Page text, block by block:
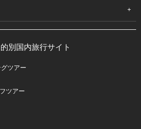
的別国内旅行サイト
ツアー
ツアー